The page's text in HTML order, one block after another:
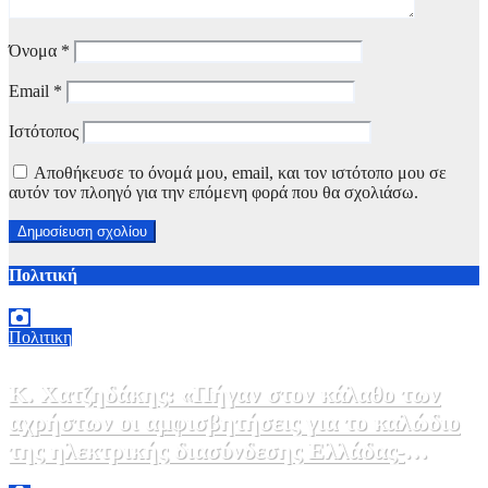
Όνομα *
Email *
Ιστότοπος
Αποθήκευσε το όνομά μου, email, και τον ιστότοπο μου σε
αυτόν τον πλοηγό για την επόμενη φορά που θα σχολιάσω.
Πολιτική
Πολιτικη
Κ. Χατζηδάκης: «Πήγαν στον κάλαθο των
αχρήστων οι αμφισβητήσεις για το καλώδιο
της ηλεκτρικής διασύνδεσης Ελλάδας-
Κύπρου μετά τη συμφωνία ΑΔΜΗΕ με την